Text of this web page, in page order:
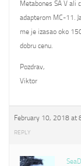
Metabones SA V ali
adapterom MC-11.
me je izasao oko
dobru cenu.
Pozdrav,
Viktor
February 10, 2018 at
REPLY